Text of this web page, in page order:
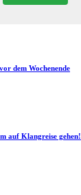
dem Wochenende
auf Klangreise gehen!